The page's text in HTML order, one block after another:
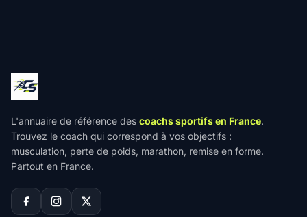
L'annuaire de référence des coachs sportifs en France.
Trouvez le coach qui correspond à vos objectifs :
musculation, perte de poids, marathon, remise en forme.
Partout en France.